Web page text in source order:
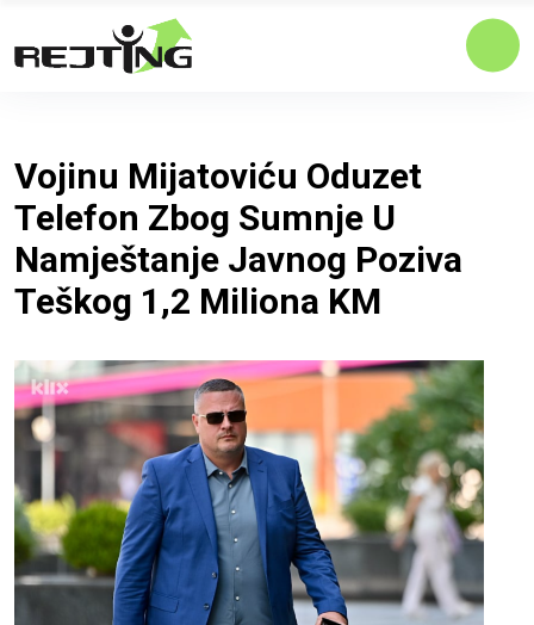
Vojinu Mijatoviću Oduzet
Telefon Zbog Sumnje U
Namještanje Javnog Poziva
Teškog 1,2 Miliona KM